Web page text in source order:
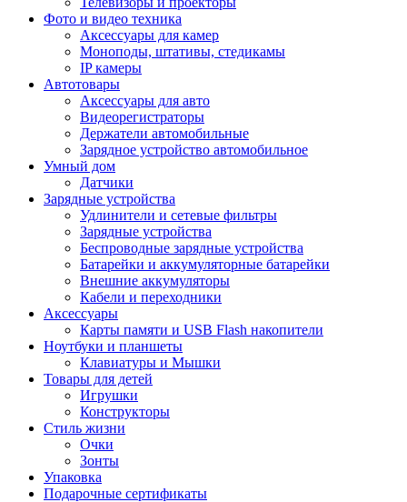
Фото и видео техника
Аксессуары для камер
Моноподы, штативы, стедикамы
IP камеры
Автотовары
Аксессуары для авто
Видеорегистраторы
Держатели автомобильные
Зарядное устройство автомобильное
Умный дом
Датчики
Зарядные устройства
Удлинители и сетевые фильтры
Зарядные устройства
Беспроводные зарядные устройства
Батарейки и аккумуляторные батарейки
Внешние аккумуляторы
Кабели и переходники
Аксессуары
Карты памяти и USB Flash накопители
Ноутбуки и планшеты
Клавиатуры и Мышки
Товары для детей
Игрушки
Конструкторы
Стиль жизни
Очки
Зонты
Упаковка
Подарочные сертификаты